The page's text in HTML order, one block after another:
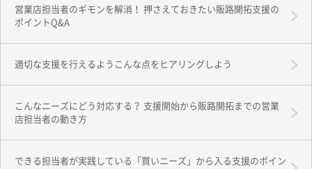
営業店担当者のギモンを解消！ 押さえておきたい販路開拓支援の
ポイントQ&A
適切な支援を行えるようこんな点をヒアリングしよう
こんなニーズにどう対応する？ 支援開始から販路開拓までの営業
店担当者の動き方
できる担当者が実践している「買いニーズ」から入る支援のポイン